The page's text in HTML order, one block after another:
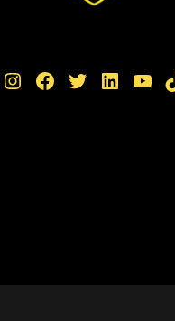
Instagram Facebook Twitter LinkedIn YouTube TikTok